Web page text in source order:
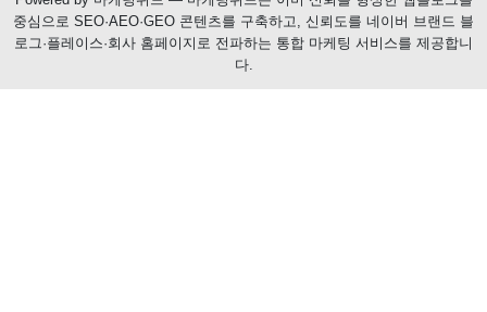
중심으로 SEO·AEO·GEO 콘텐츠를 구축하고, 신뢰도를 네이버 브랜드 블
로그·플레이스·회사 홈페이지로 전파하는 통합 마케팅 서비스를 제공합니
다.